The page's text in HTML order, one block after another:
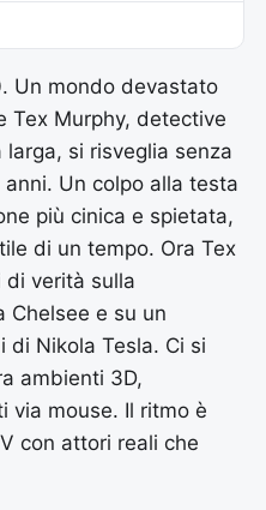
Un mondo devastato
Tex Murphy, detective
si risveglia senza
Un colpo alla testa
più cinica e spietata,
di un tempo. Ora Tex
di verità sulla
Chelsee e su un
di Nikola Tesla. Ci si
ambienti 3D,
via mouse. Il ritmo è
con attori reali che